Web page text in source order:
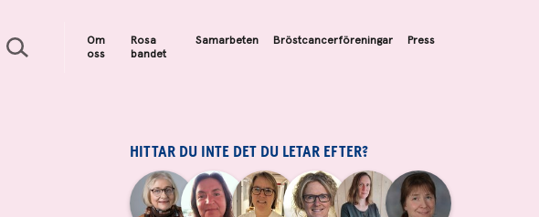
Sök
Om
oss
Rosa
bandet
Samarbeten Bröstcancerföreningar Press
HITTAR DU INTE DET DU LETAR EFTER?
Aina
|
Anne
|
Fredrika
|
Jeanette
|
Maria
|
Yvette